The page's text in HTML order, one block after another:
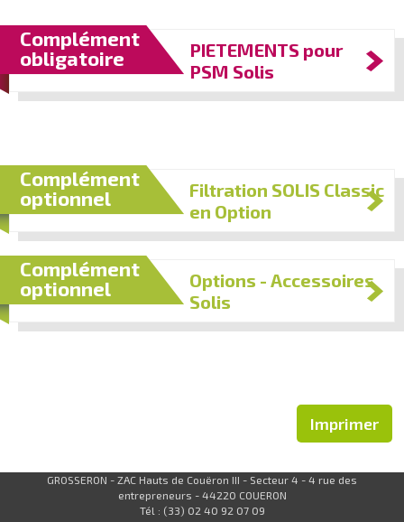
Complément
obligatoire
PIETEMENTS pour
PSM Solis
Complément
optionnel
Filtration SOLIS Classic
en Option
Complément
optionnel
Options - Accessoires
Solis
Imprimer
GROSSERON - ZAC Hauts de Couëron III - Secteur 4 - 4 rue des
entrepreneurs - 44220 COUERON
Tél : (33) 02 40 92 07 09